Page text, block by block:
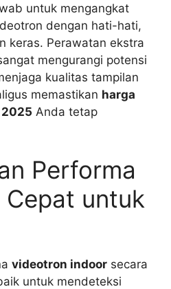
untuk mengangkat
dengan hati-hati,
keras. Perawatan ekstra
mengurangi potensi
kualitas tampilan
memastikan harga
Anda tetap
Performa
Cepat untuk
videotron indoor secara
untuk mendeteksi